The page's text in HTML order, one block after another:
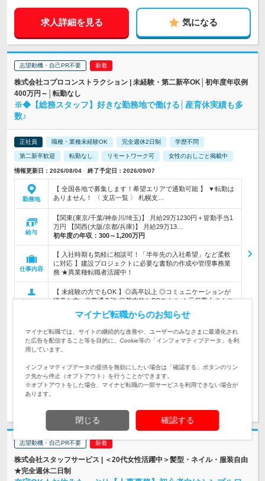
求人詳細を見る 気になる
志望動機・自己PR不要
株式会社コプロコンストラクション | 未経験・第二新卒OK│初年度年収例
400万円～│転勤なし
※◆【総務スタッフ】好きな勤務地で働ける│産育休実績も多
数♪
正社員 職種・業種未経験OK 完全週休2日制 学歴不問
第二新卒歓迎 転勤なし リモートワーク可 女性のおしごと掲載中
情報更新日：2026/08/04 終了予定日：2026/09/07
勤務地
【 全国各地で募集します！希望エリアで通勤可能 】 ▼転勤は
ありません！ 〈 支店一覧 〉 札幌支…
給与
【関東(東京/千葉/神奈川/埼玉)】 月給29万1230円＋皆勤手当1
万円 【関西(大阪/京都/兵庫)】 月給29万13…
初年度の年収： 300～1,200万円
仕事内容
【 入社時期も気軽に相談可！「半年先の入社希望」など柔軟
に対応 】建設プロジェクトに必要な書類の作成や管理事務業
務 ★異業種転職者活躍中！
【 未経験の方でもOK 】◎高卒以上 ◎コミュニケーションが
得意な方♪ ◎普通免許 ◎基本的なPCスキル ★元保育士さんや
販売スタッフさんも活躍中♪
企業データ
設立：2006年10月／従業員数：5,224人／本社所在
地：愛知県
求人詳細を見る
志望動機・自己PR不要
株式会社スタッフサービス | ＜20代女性活躍中＞髪型・ネイル・服装自由
★完全週休二日制
マイナビ転職からのお知らせ
マイナビ転職では、サイトの継続的な改善や、ユーザーのみなさまに最適化され
た広告を配信すること等を目的に、Cookie等の「インフォマティブデータ」を利
用しています。
インフォマティブデータの提供を無効にしたい場合は「確認する」ボタンのリン
ク先から停止（オプトアウト）を行うことができます。
※オプトアウトをした場合、マイナビ転職の一部サービスを利用できない場合が
あります。
閉じる 確認する